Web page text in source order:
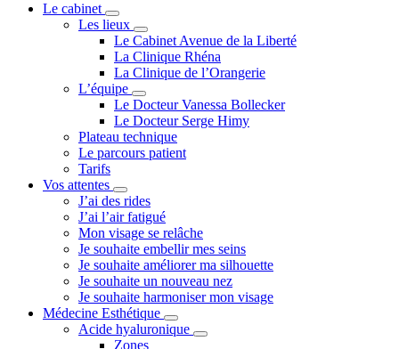
Le cabinet
Les lieux
Le Cabinet Avenue de la Liberté
La Clinique Rhéna
La Clinique de l’Orangerie
L’équipe
Le Docteur Vanessa Bollecker
Le Docteur Serge Himy
Plateau technique
Le parcours patient
Tarifs
Vos attentes
J’ai des rides
J’ai l’air fatigué
Mon visage se relâche
Je souhaite embellir mes seins
Je souhaite améliorer ma silhouette
Je souhaite un nouveau nez
Je souhaite harmoniser mon visage
Médecine Esthétique
Acide hyaluronique
Zones